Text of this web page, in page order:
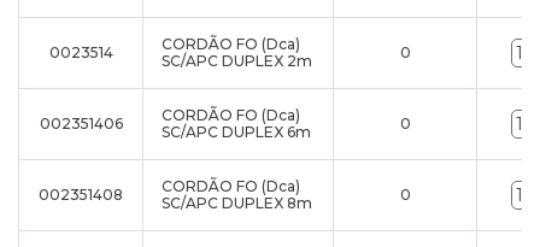
0023514
CORDÃO FO (Dca)
SC/APC DUPLEX 2m
0
002351406
CORDÃO FO (Dca)
SC/APC DUPLEX 6m
0
002351408
CORDÃO FO (Dca)
SC/APC DUPLEX 8m
0